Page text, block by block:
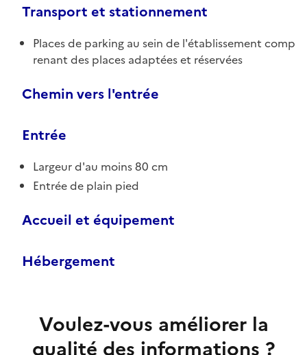
Transport et stationnement
Places de parking au sein de l'établissement comp
renant des places adaptées et réservées
Chemin vers l'entrée
Entrée
Largeur d'au moins 80 cm
Entrée de plain pied
Accueil et équipement
Hébergement
Voulez-vous améliorer la
qualité des informations ?